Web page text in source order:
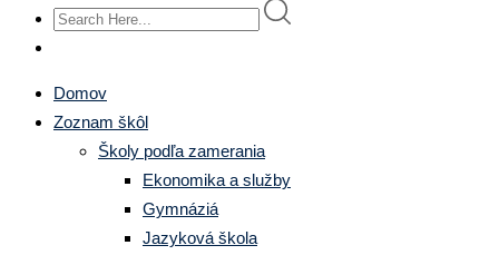
Domov
Zoznam škôl
Školy podľa zamerania
Ekonomika a služby
Gymnáziá
Jazyková škola